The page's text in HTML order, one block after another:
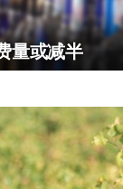
量或减半